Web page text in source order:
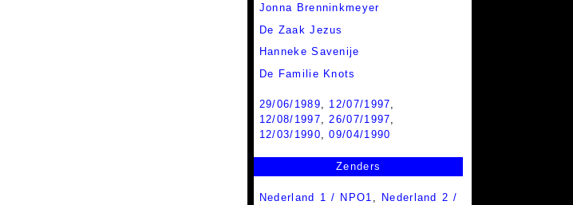
Jonna Brenninkmeyer
De Zaak Jezus
Hanneke Savenije
De Familie Knots
29/06/1989, 12/07/1997,
12/08/1997,26/07/1997,
12/03/1990,09/04/1990
Zenders
Nederland 1 / NPO1
Nederland 2 /